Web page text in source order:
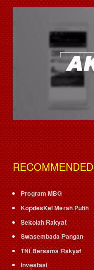
RECOMMENDED
Program MBG
KopdesKel Merah Putih
Sekolah Rakyat
Swasembada Pangan
TNI Bersama Rakyat
Investasi